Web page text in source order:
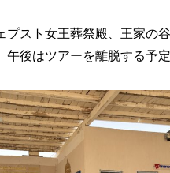
プスト女王葬祭殿、王家の
午後はツアーを離脱する予定